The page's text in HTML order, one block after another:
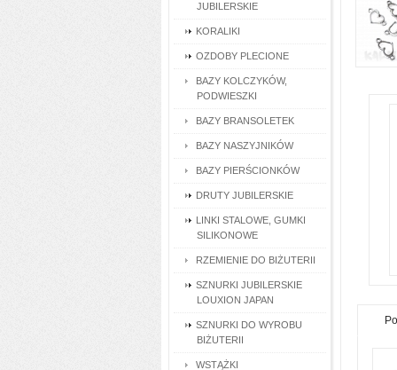
JUBILERSKIE
KORALIKI
OZDOBY PLECIONE
BAZY KOLCZYKÓW,
PODWIESZKI
BAZY BRANSOLETEK
BAZY NASZYJNIKÓW
BAZY PIERŚCIONKÓW
DRUTY JUBILERSKIE
LINKI STALOWE, GUMKI
SILIKONOWE
RZEMIENIE DO BIŻUTERII
SZNURKI JUBILERSKIE
LOUXION JAPAN
SZNURKI DO WYROBU
BIŻUTERII
WSTĄŻKI